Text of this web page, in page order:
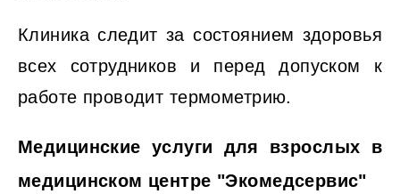
Клиника следит за состоянием здоровья
всех сотрудников и перед допуском к
работе проводит термометрию.
Медицинские услуги для взрослых в
медицинском центре "Экомедсервис"